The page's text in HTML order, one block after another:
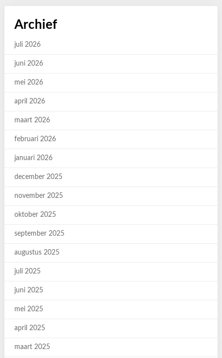
Archief
juli 2026
juni 2026
mei 2026
april 2026
maart 2026
februari 2026
januari 2026
december 2025
november 2025
oktober 2025
september 2025
augustus 2025
juli 2025
juni 2025
mei 2025
april 2025
maart 2025